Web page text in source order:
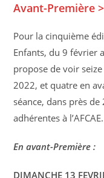
Avant-Première
Pour la cinquième
Enfants, du 9 février
propose de voir
2022, et quatre en
séance, dans près
adhérentes à l’AFCAE.
En avant-Première :
DIMANCHE 13